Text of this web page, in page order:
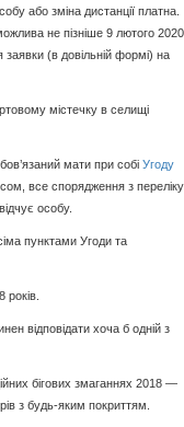
або зміна дистанції платна.
не пізніше 9 лютого 2020
(в довільній формі) на
містечку в селищі
мати при собі Угоду
все спорядження з
особу.
пунктами Угоди та
відповідати хоча б одній з
бігових змаганнях 2018 —
з будь-яким покриттям.